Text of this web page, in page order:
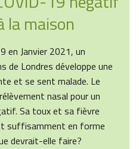
la maison
en Janvier 2021, un
de Londres développe une
et se sent malade. Le
nasal pour un
Sa toux et sa fièvre
suffisamment en forme
devrait-elle faire?